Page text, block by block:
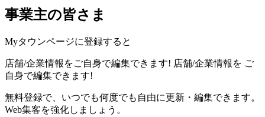
事業主の皆さま
Myタウンページに登録すると
店舗/企業情報をご自身で編集できます! 店舗/企業情報を ご
自身で編集できます!
無料登録で、いつでも何度でも自由に更新・編集できます。
Web集客を強化しましょう。